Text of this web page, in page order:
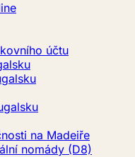
účtu
na Madeiře
nomády (D8)